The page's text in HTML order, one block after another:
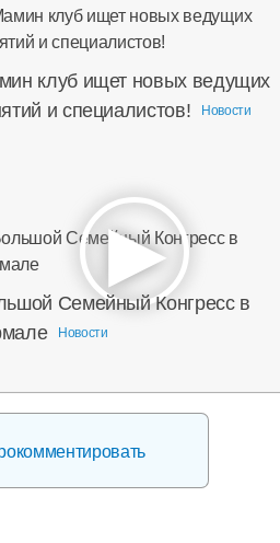
клуб ищет новых ведущих
и специалистов!
Новости
Семейный Конгресс в
Новости